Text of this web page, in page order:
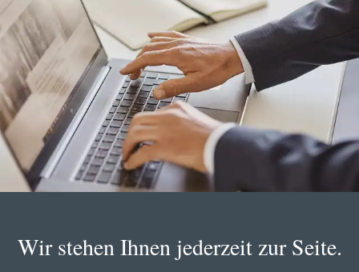
Wir stehen Ihnen jederzeit zur Seite.